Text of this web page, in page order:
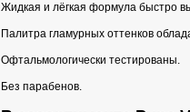
Жидкая и лёгкая формула быстро
Палитра гламурных оттенков
Офтальмологически тестированы.
Без парабенов.